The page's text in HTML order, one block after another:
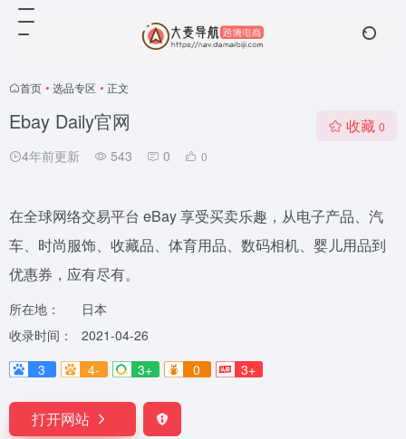
首页 • 选品专区 • 正文
Ebay Daily官网
4年前更新 543 0 0
收藏 0
在全球网络交易平台 eBay 享受买卖乐趣，从电子产品、汽
车、时尚服饰、收藏品、体育用品、数码相机、婴儿用品到
优惠券，应有尽有。
所在地：
日本
收录时间：
2021-04-26
3
4- 3+ 0 3+
打开网站